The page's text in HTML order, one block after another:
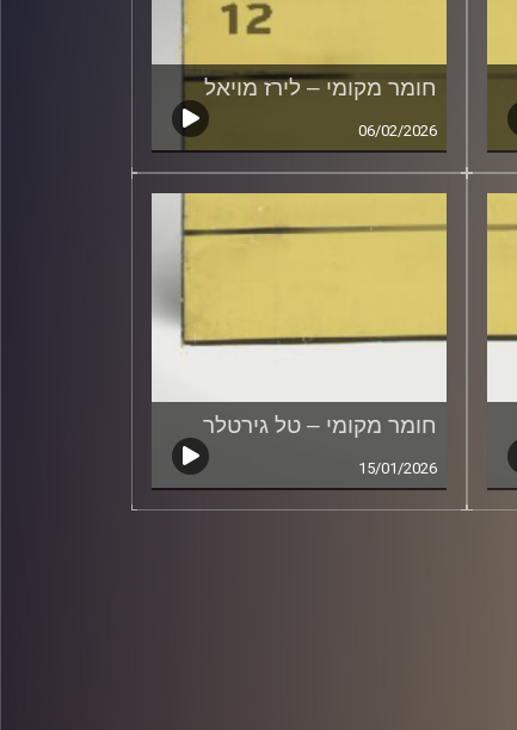
חומר מקומי – לירז מויאל
06/02/2026
חומר מקומי – טל גירטלר
15/01/2026